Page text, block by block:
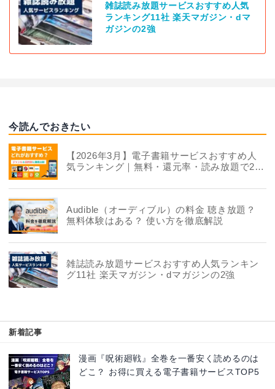
雑誌読み放題サービスおすすめ人気
ランキング11社 楽天マガジン・dマ
ガジンの2強
今読んでおきたい
【2026年3月】電子書籍サービスおすすめ人
気ランキング｜無料・還元率・読み放題で22
Audible（オーディブル）の料金 聴き放題？
無料体験はある？ 使い方を徹底解説
雑誌読み放題サービスおすすめ人気ランキン
グ11社 楽天マガジン・dマガジンの2強
新着記事
漫画『呪術廻戦』全巻を一番安く読めるのは
どこ？ お得に買える電子書籍サービスTOP5